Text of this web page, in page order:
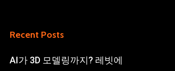
Recent Posts
AI가 3D 모델링까지? 레빗에